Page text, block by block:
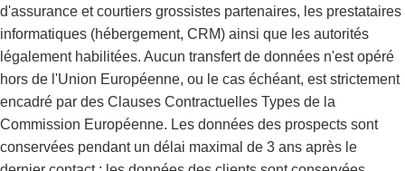
d'assurance et courtiers grossistes partenaires, les prestataires
informatiques (hébergement, CRM) ainsi que les autorités
légalement habilitées. Aucun transfert de données n'est opéré
hors de l'Union Européenne, ou le cas échéant, est strictement
encadré par des Clauses Contractuelles Types de la
Commission Européenne. Les données des prospects sont
conservées pendant un délai maximal de 3 ans après le